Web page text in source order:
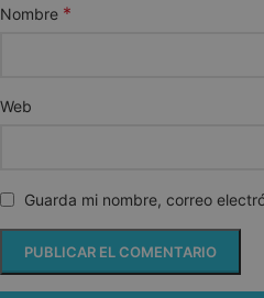
Nombre *
Web
Guarda mi nombre, correo